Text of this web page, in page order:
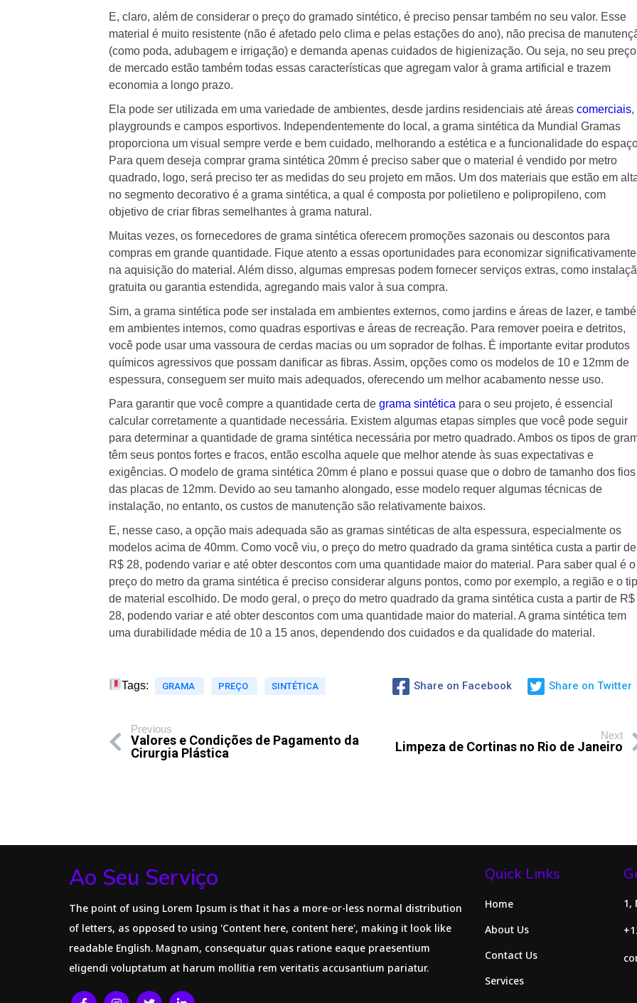
E, claro, além de considerar o preço do gramado sintético, é preciso pensar também no seu valor. Esse
material é muito resistente (não é afetado pelo clima e pelas estações do ano), não precisa de
(como poda, adubagem e irrigação) e demanda apenas cuidados de higienização. Ou seja, no seu preço
de mercado estão também todas essas características que agregam valor à grama artificial e trazem
economia a longo prazo.
Ela pode ser utilizada em uma variedade de ambientes, desde jardins residenciais até áreas comerciais,
playgrounds e campos esportivos. Independentemente do local, a grama sintética da Mundial Gramas
proporciona um visual sempre verde e bem cuidado, melhorando a estética e a funcionalidade do
Para quem deseja comprar grama sintética 20mm é preciso saber que o material é vendido por metro
quadrado, logo, será preciso ter as medidas do seu projeto em mãos. Um dos materiais que estão em
no segmento decorativo é a grama sintética, a qual é composta por polietileno e polipropileno, com
objetivo de criar fibras semelhantes à grama natural.
Muitas vezes, os fornecedores de grama sintética oferecem promoções sazonais ou descontos para
compras em grande quantidade. Fique atento a essas oportunidades para economizar significativamente
na aquisição do material. Além disso, algumas empresas podem fornecer serviços extras, como
gratuita ou garantia estendida, agregando mais valor à sua compra.
Sim, a grama sintética pode ser instalada em ambientes externos, como jardins e áreas de lazer, e
em ambientes internos, como quadras esportivas e áreas de recreação. Para remover poeira e detritos,
você pode usar uma vassoura de cerdas macias ou um soprador de folhas. É importante evitar produtos
químicos agressivos que possam danificar as fibras. Assim, opções como os modelos de 10 e 12mm de
espessura, conseguem ser muito mais adequados, oferecendo um melhor acabamento nesse uso.
Para garantir que você compre a quantidade certa de grama sintética para o seu projeto, é essencial
calcular corretamente a quantidade necessária. Existem algumas etapas simples que você pode seguir
para determinar a quantidade de grama sintética necessária por metro quadrado. Ambos os tipos de
têm seus pontos fortes e fracos, então escolha aquele que melhor atende às suas expectativas e
exigências. O modelo de grama sintética 20mm é plano e possui quase que o dobro de tamanho dos fios
das placas de 12mm. Devido ao seu tamanho alongado, esse modelo requer algumas técnicas de
instalação, no entanto, os custos de manutenção são relativamente baixos.
E, nesse caso, a opção mais adequada são as gramas sintéticas de alta espessura, especialmente os
modelos acima de 40mm. Como você viu, o preço do metro quadrado da grama sintética custa a partir de
R$ 28, podendo variar e até obter descontos com uma quantidade maior do material. Para saber qual é o
preço do metro da grama sintética é preciso considerar alguns pontos, como por exemplo, a região e o
de material escolhido. De modo geral, o preço do metro quadrado da grama sintética custa a partir de R$
28, podendo variar e até obter descontos com uma quantidade maior do material. A grama sintética tem
uma durabilidade média de 10 a 15 anos, dependendo dos cuidados e da qualidade do material.
Tags: GRAMA PREÇO SINTÉTICA Share on Facebook Share on Twitter
Previous
Valores e Condições de Pagamento da
Cirurgia Plástica
Next
Limpeza de Cortinas no Rio de Janeiro
Ao Seu Serviço
The point of using Lorem Ipsum is that it has a more-or-less normal distribution
of letters, as opposed to using 'Content here, content here', making it look like
readable English. Magnam, consequatur quas ratione eaque praesentium
eligendi voluptatum at harum mollitia rem veritatis accusantium pariatur.
Quick Links
Home
About Us
Contact Us
Services
1,